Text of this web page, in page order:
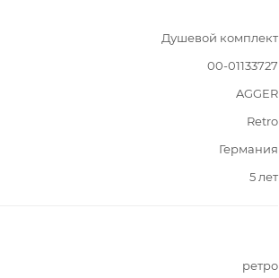
Душевой комплект
00-01133727
AGGER
Retro
Германия
5 лет
ретро